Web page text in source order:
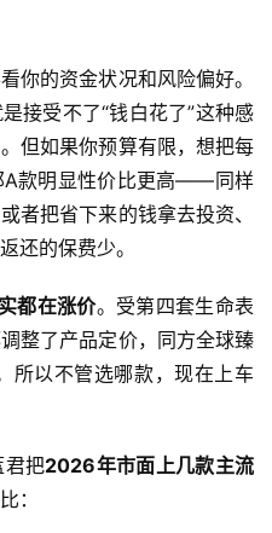
你的资金状况和风险偏好。
接受不了“钱白花了”这种感
但如果你预算有限，想把每
A款明显性价比更高——同样
者把省下来的钱拿去投资、
还的保费少。
都在涨价。受第四套生命表
整了产品定价，同方全球臻
所以不管选哪款，现在上车
君把2026年市面上几款主流
：